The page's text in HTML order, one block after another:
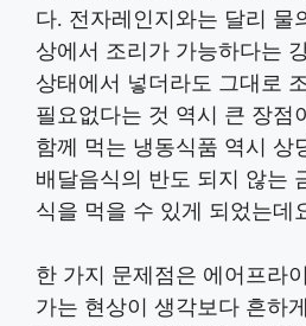
다. 전자레인지와는 달리 물
상에서 조리가 가능하다는
상태에서 넣더라도 그대로
필요없다는 것 역시 큰 장점
함께 먹는 냉동식품 역시 상
배달음식의 반도 되지 않는
식을 먹을 수 있게 되었는데
한 가지 문제점은 에어프라
가는 현상이 생각보다 흔하